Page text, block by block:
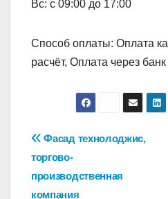
Вс: с 09:00 до 17:00
Способ оплаты: Оплата
расчёт, Оплата через банк
Навигация
по
Фасад технолоджис,
торгово-
производственная
компания